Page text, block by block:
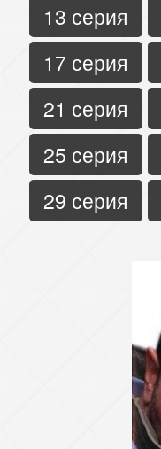
13 серия
17 серия
21 серия
25 серия
29 серия